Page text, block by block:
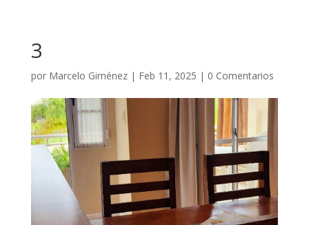
3
por Marcelo Giménez| Feb 11, 2025 | 0 Comentarios